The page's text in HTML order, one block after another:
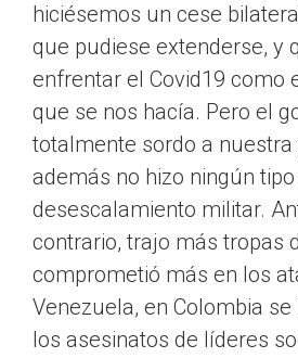
hiciésemos un cese
que pudiese extenderse, y
enfrentar el Covid19 como
que se nos hacía. Pero el
totalmente sordo a
además no hizo ningún
desescalamiento militar.
contrario, trajo más tropas
comprometió más en los
Venezuela, en Colombia
los asesinatos de líderes